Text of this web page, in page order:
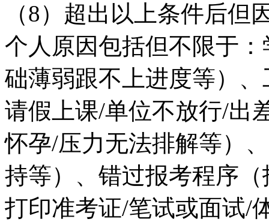
（8）超出以上条件后
个人原因包括但不限于
础薄弱跟不上进度等）
请假上课/单位不放行/出
怀孕/压力无法排解等）
持等）、错过报考程序
打印准考证/笔试或面试/